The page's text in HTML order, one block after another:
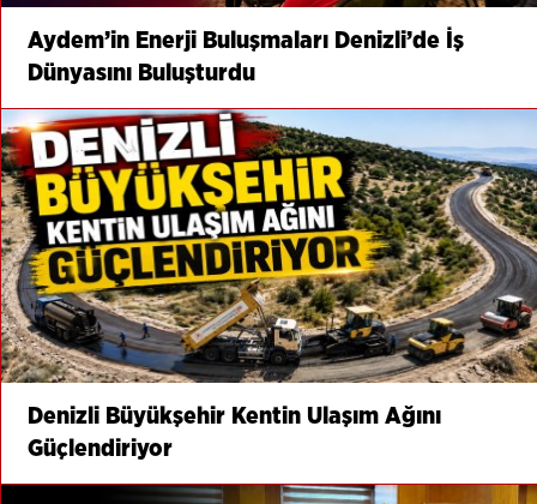
Aydem’in Enerji Buluşmaları Denizli’de İş
Dünyasını Buluşturdu
Denizli Büyükşehir Kentin Ulaşım Ağını
Güçlendiriyor